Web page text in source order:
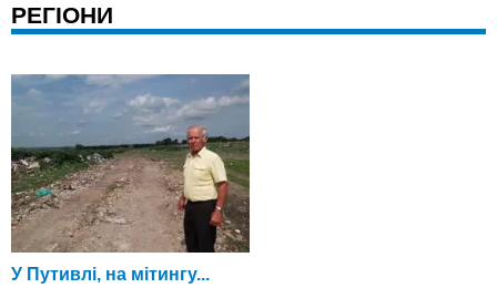
РЕГІОНИ
У Путивлі, на мітингу...